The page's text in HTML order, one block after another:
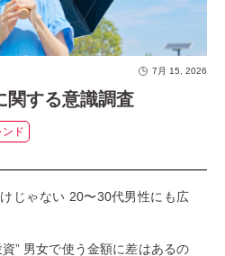
7月 15, 2026
関する意識調査
ド
じゃない 20〜30代男性にも広
” 男女で使う金額に差はあるの